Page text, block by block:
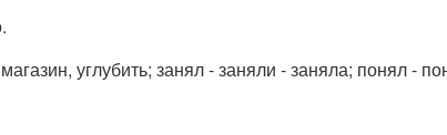
углубить; занял - заняли - заняла; понял -